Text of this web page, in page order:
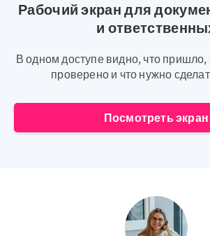
Рабочий экран для
и
В одном доступе видно, что пришло,
проверено и что нужно
Посмотреть экран